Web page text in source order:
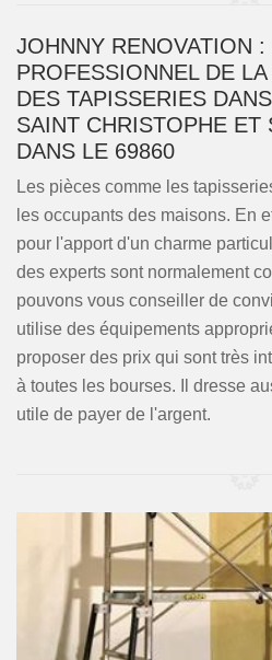
JOHNNY RENOVATION :
PROFESSIONNEL DE
DES TAPISSERIES
SAINT CHRISTOPHE ET
DANS LE 69860
Les pièces comme les
les occupants des maisons. En
pour l'apport d'un charme
des experts sont normalement
pouvons vous conseiller de
utilise des équipements
proposer des prix qui sont très
à toutes les bourses. Il dresse
utile de payer de l'argent.